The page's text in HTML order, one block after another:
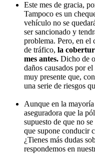
Este mes de gracia,
Tampoco es un
vehículo no se
ser sancionado y
problema. Pero, en el
de tráfico, la
mes antes. Dicho de
daños causados por
muy presente que,
una serie de riesgos
Aunque en la
aseguradora que la
supuesto de que no
que supone conducir
¿Tienes más dudas
respondemos en